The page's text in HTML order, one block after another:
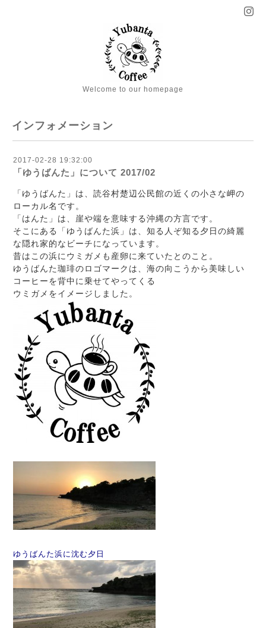
Welcome to our homepage
インフォメーション
2017-02-28 19:32:00
「ゆうばんた」について 2017/02
「ゆうばんた」は、読谷村楚辺公民館の近くの小さな岬の
ローカル名です。
「はんた」は、崖や端を意味する沖縄の方言です。
そこにある「ゆうばんた浜」は、知る人ぞ知る夕日の綺麗
な隠れ家的なビーチになっています。
昔はこの浜にウミガメも産卵に来ていたとのこと。
ゆうばんた珈琲のロゴマークは、海の向こうから美味しい
コーヒーを背中に乗せてやってくる
ウミガメをイメージしました。
ゆうばんた浜に沈む夕日